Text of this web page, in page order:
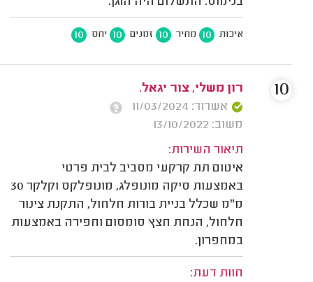
איכות 10 מחיר 10 זמנים 10 יחס 10
רון משלי, צור יגאל.
אשרור: 11/03/2024
משוב: 13/10/2022
תיאור השירות:
איטום תת קרקעי מסביב לבית פרטי
באמצעות סיקה מונופלג, מונופלקס וקלקר 30
מ"מ שכלל בניית בורות חלחול, התקנת צינור
חלחול, הנחת חצץ סומסום וחפירה באמצעות
במחפרון.
חוות דעת:
10